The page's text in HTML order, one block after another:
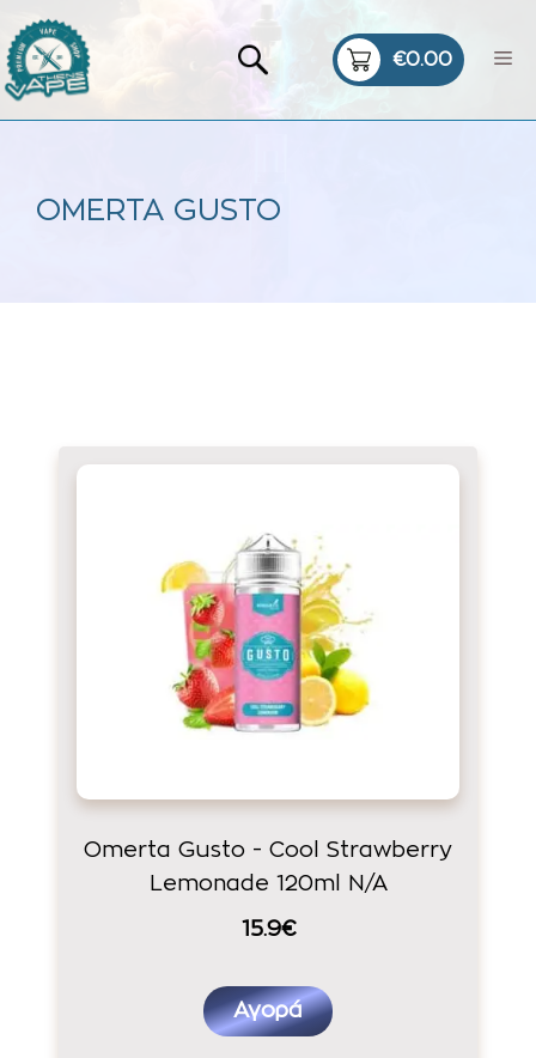
Μετάβαση
σε
περιεχόμενο
OMERTA GUSTO
Omerta Gusto - Cool Strawberry
Lemonade 120ml N/A
15.9€
Αγορά